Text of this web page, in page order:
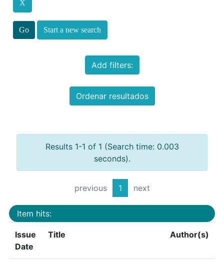
Start a new search
Add filters:
Ordenar resultados
Results 1-1 of 1 (Search time: 0.003
seconds).
previous 1 next
Item hits:
Issue
Date
Title Author(s)